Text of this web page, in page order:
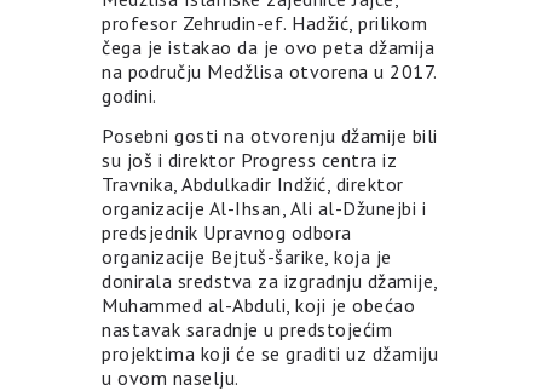
profesor Zehrudin-ef. Hadžić, prilikom
čega je istakao da je ovo peta džamija
na području Medžlisa otvorena u 2017.
godini.
Posebni gosti na otvorenju džamije bili
su još i direktor Progress centra iz
Travnika, Abdulkadir Indžić, direktor
organizacije Al-Ihsan, Ali al-Džunejbi i
predsjednik Upravnog odbora
organizacije Bejtuš-šarike, koja je
donirala sredstva za izgradnju džamije,
Muhammed al-Abduli, koji je obećao
nastavak saradnje u predstojećim
projektima koji će se graditi uz džamiju
u ovom naselju.